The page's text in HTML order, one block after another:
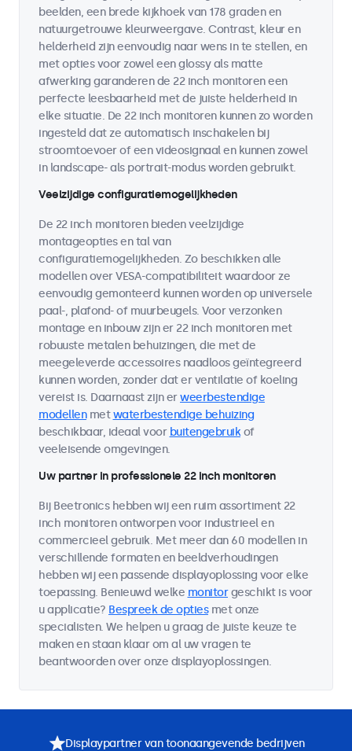
beelden, een brede kijkhoek van 178 graden en
natuurgetrouwe kleurweergave. Contrast, kleur en
helderheid zijn eenvoudig naar wens in te stellen, en
met opties voor zowel een glossy als matte
afwerking garanderen de 22 inch monitoren een
perfecte leesbaarheid met de juiste helderheid in
elke situatie. De 22 inch monitoren kunnen zo worden
ingesteld dat ze automatisch inschakelen bij
stroomtoevoer of een videosignaal en kunnen zowel
in landscape- als portrait-modus worden gebruikt.
Veelzijdige configuratiemogelijkheden
De 22 inch monitoren bieden veelzijdige
montageopties en tal van
configuratiemogelijkheden. Zo beschikken alle
modellen over VESA-compatibiliteit waardoor ze
eenvoudig gemonteerd kunnen worden op universele
paal-, plafond- of muurbeugels. Voor verzonken
montage en inbouw zijn er 22 inch monitoren met
robuuste metalen behuizingen, die met de
meegeleverde accessoires naadloos geïntegreerd
kunnen worden, zonder dat er ventilatie of koeling
vereist is. Daarnaast zijn erweerbestendige
modellenmetwaterbestendige behuizing
beschikbaar, ideaal voor buitengebruikof
veeleisende omgevingen.
Uw partner in professionele 22 inch monitoren
Bij Beetronics hebben wij een ruim assortiment 22
inch monitoren ontworpen voor industrieel en
commercieel gebruik. Met meer dan 60 modellen in
verschillende formaten en beeldverhoudingen
hebben wij een passende displayoplossing voor elke
toepassing. Benieuwd welke monitorgeschikt is voor
u applicatie? Bespreek de optiesmet onze
specialisten. We helpen u graag de juiste keuze te
maken en staan klaar om al uw vragen te
beantwoorden over onze displayoplossingen.
Displaypartner van toonaangevende bedrijven